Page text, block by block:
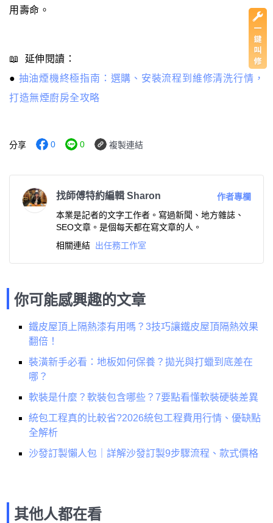
用壽命。
📖 延伸閱讀：
● 抽油煙機終極指南：選購、安裝流程到維修清洗行情，
打造無煙廚房全攻略
分享 0 0 複製連結
找師傅特約編輯 Sharon
作者專欄
本業是記者的文字工作者。寫過新聞、地方雜誌、
SEO文章。是個每天都在寫文章的人。
相關連結 出任務工作室
你可能感興趣的文章
鐵皮屋頂上隔熱漆有用嗎？3技巧讓鐵皮屋頂隔熱效果
翻倍！
裝潢新手必看：地板如何保養？拋光與打蠟到底差在
哪？
軟裝是什麼？軟裝包含哪些？7要點看懂軟裝硬裝差異
統包工程真的比較省?2026統包工程費用行情、優缺點
全解析
沙發訂製懶人包｜詳解沙發訂製9步驟流程、款式價格
其他人都在看